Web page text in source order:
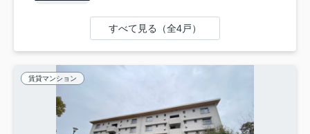
すべて見る（全4戸）
賃貸マンション